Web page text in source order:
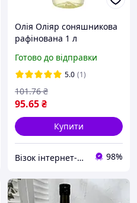
Олія Оліяр соняшникова
рафінована 1 л
Готово до відправки
5.0 (1)
95.65₴
101.76 ₴
Купити
Візок інтернет-магазин 98%